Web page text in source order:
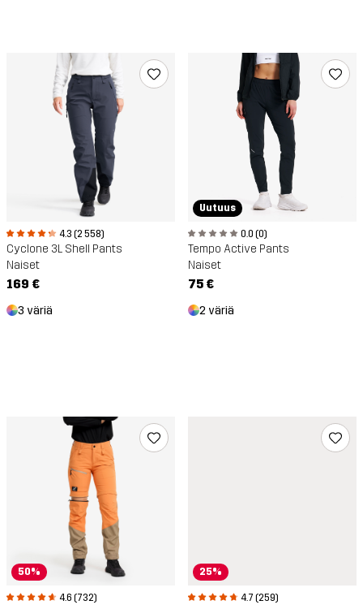
4.3 (2 558)
Cyclone 3L Shell Pants
Naiset
169 €
3 väriä
Uutuus
0.0 (0)
Tempo Active Pants
Naiset
75 €
2 väriä
50%
4.6 (732)
25%
4.7 (259)